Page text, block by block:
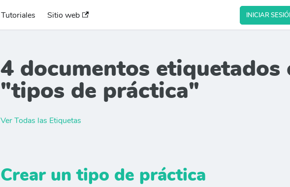
Tutoriales Sitio web INICIAR
4 documentos etiquetados
"tipos de práctica"
Ver Todas las Etiquetas
Crear un tipo de práctica